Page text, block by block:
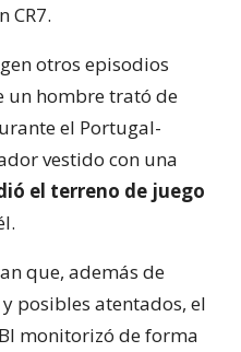
CR7.
otros episodios
un hombre trató de
el Portugal-
vestido con una
el terreno de juego
que, además de
posibles atentados, el
monitorizó de forma